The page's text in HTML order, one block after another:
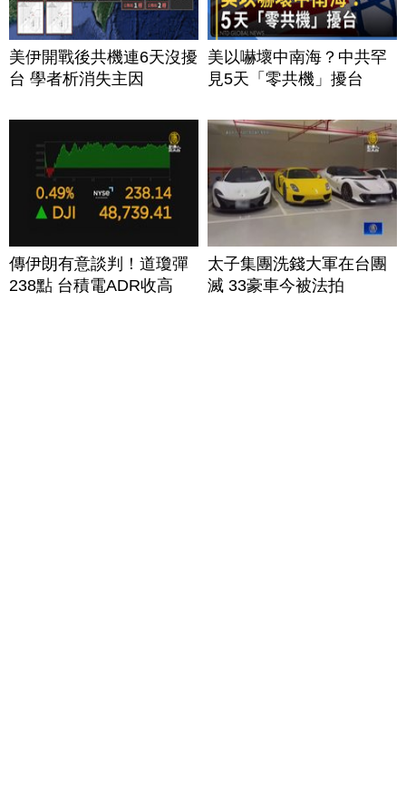
美伊開戰後共機連6天沒擾
台 學者析消失主因
美以嚇壞中南海？中共罕
見5天「零共機」擾台
傳伊朗有意談判！道瓊彈
238點 台積電ADR收高
太子集團洗錢大軍在台團
滅 33豪車今被法拍